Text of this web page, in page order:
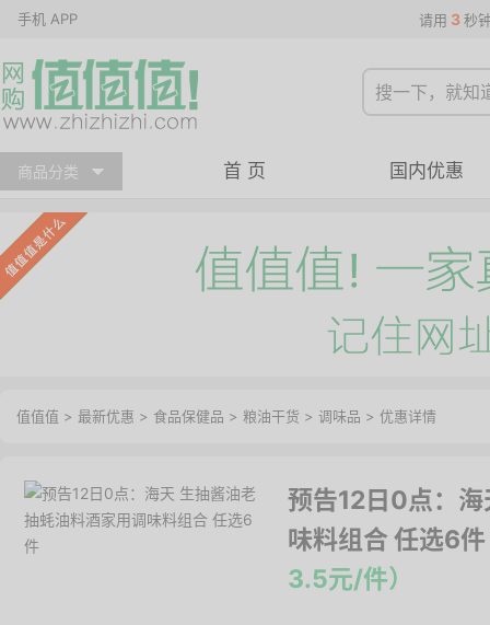
手机 APP 请用 3 秒
商品分类 首 页 国内优惠
值值值 > 最新优惠 > 食品保健品 > 粮油干货 > 调味品 > 优惠详情
预告12日0点：
味料组合 任选6件
3.5元/件）